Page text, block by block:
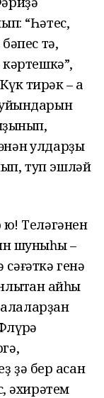
“Һәтес,
тә,
кәртешкә”,
тирәк – аҡ
уйындарын
ҡулдарҙы
туп эшләй
Теләгәнен
шуныһы –
кә генә
ҡайһы
ә,
ҙә бер ҡасан
әхирәтем